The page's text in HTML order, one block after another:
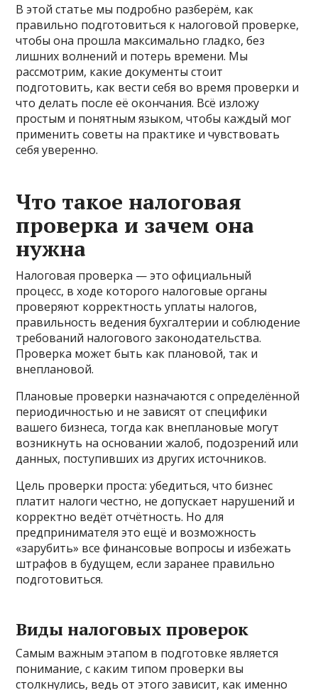
В этой статье мы подробно разберём, как
правильно подготовиться к налоговой проверке,
чтобы она прошла максимально гладко, без
лишних волнений и потерь времени. Мы
рассмотрим, какие документы стоит
подготовить, как вести себя во время проверки и
что делать после её окончания. Всё изложу
простым и понятным языком, чтобы каждый мог
применить советы на практике и чувствовать
себя уверенно.
Что такое налоговая
проверка и зачем она
нужна
Налоговая проверка — это официальный
процесс, в ходе которого налоговые органы
проверяют корректность уплаты налогов,
правильность ведения бухгалтерии и соблюдение
требований налогового законодательства.
Проверка может быть как плановой, так и
внеплановой.
Плановые проверки назначаются с определённой
периодичностью и не зависят от специфики
вашего бизнеса, тогда как внеплановые могут
возникнуть на основании жалоб, подозрений или
данных, поступивших из других источников.
Цель проверки проста: убедиться, что бизнес
платит налоги честно, не допускает нарушений и
корректно ведёт отчётность. Но для
предпринимателя это ещё и возможность
«зарубить» все финансовые вопросы и избежать
штрафов в будущем, если заранее правильно
подготовиться.
Виды налоговых проверок
Самым важным этапом в подготовке является
понимание, с каким типом проверки вы
столкнулись, ведь от этого зависит, как именно